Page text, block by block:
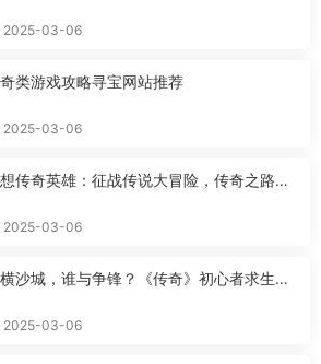
2025-03-06
类游戏攻略寻宝网站推荐
2025-03-06
传奇英雄：征战传说大冒险，传奇之路何
2025-03-06
沙城，谁与争锋？《传奇》初心者求生指
2025-03-06